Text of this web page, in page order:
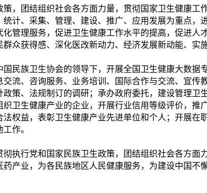
，团结组织社会各方面力量，贯彻国家卫生健康
计、采集、管理、建设、推广、应用发展为重点，
管理服务，促进卫生健康工作水平的提高，促进人
众获得感、深化医改新动力、经济发展新动能、实施
民族卫生协会的领导下，开展全国卫生健康大数据
流、咨询服务、业务培训、国际合作与交流、宣传
策、法规制订的调研；承办政府委托，建设管理卫
卫生健康产业的企业，开展行业信用等级评价，推
权益，表彰卫生健康产业先进单位和个人；开展在
作。
执行党和国家民族卫生政策，团结组织社会各方面
产业，为各民族地区人民健康服务，为建设中国不懈